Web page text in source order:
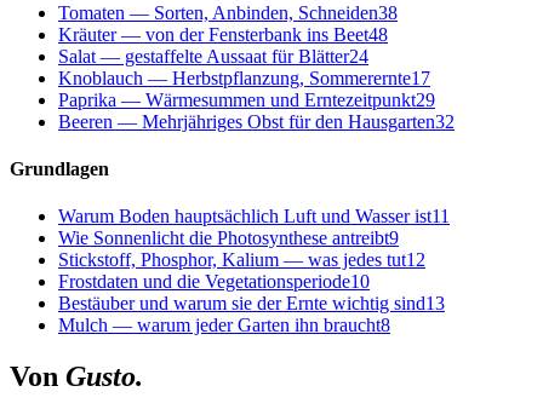
Tomaten — Sorten, Anbinden, Schneiden38
Kräuter — von der Fensterbank ins Beet48
Salat — gestaffelte Aussaat für Blätter24
Knoblauch — Herbstpflanzung, Sommerernte17
Paprika — Wärmesummen und Erntezeitpunkt29
Beeren — Mehrjähriges Obst für den Hausgarten32
Grundlagen
Warum Boden hauptsächlich Luft und Wasser ist11
Wie Sonnenlicht die Photosynthese antreibt9
Stickstoff, Phosphor, Kalium — was jedes tut12
Frostdaten und die Vegetationsperiode10
Bestäuber und warum sie der Ernte wichtig sind13
Mulch — warum jeder Garten ihn braucht8
Von Gusto.